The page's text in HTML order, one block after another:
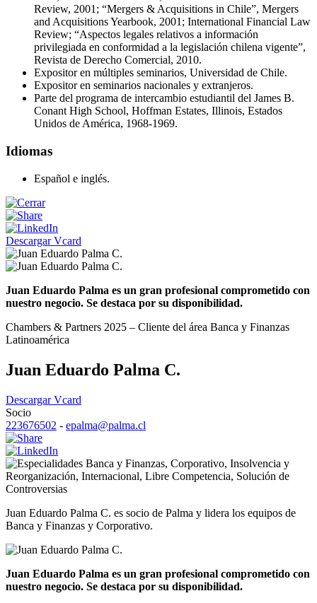
Review, 2001; “Mergers & Acquisitions in Chile”, Mergers
and Acquisitions Yearbook, 2001; International Financial Law
Review; “Aspectos legales relativos a información
privilegiada en conformidad a la legislación chilena vigente”,
Revista de Derecho Comercial, 2010.
Expositor en múltiples seminarios, Universidad de Chile.
Expositor en seminarios nacionales y extranjeros.
Parte del programa de intercambio estudiantil del James B.
Conant High School, Hoffman Estates, Illinois, Estados
Unidos de América, 1968-1969.
Idiomas
Español e inglés.
Descargar Vcard
Juan Eduardo Palma es un gran profesional comprometido con
nuestro negocio. Se destaca por su disponibilidad.
Chambers & Partners 2025 – Cliente del área Banca y Finanzas
Latinoamérica
Juan Eduardo Palma C.
Descargar Vcard
Socio
223676502 - epalma@palma.cl
Banca y Finanzas, Corporativo, Insolvencia y
Reorganización, Internacional, Libre Competencia, Solución de
Controversias
Juan Eduardo Palma C. es socio de Palma y lidera los equipos de
Banca y Finanzas y Corporativo.
Juan Eduardo Palma es un gran profesional comprometido con
nuestro negocio. Se destaca por su disponibilidad.